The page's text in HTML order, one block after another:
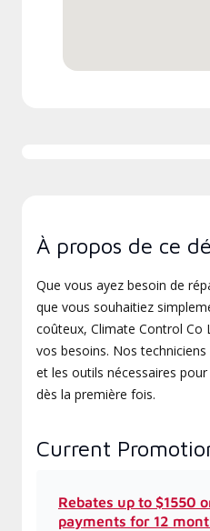
À propos de ce
Que vous ayez besoin de
que vous souhaitiez
coûteux, Climate Control Co
vos besoins. Nos
et les outils nécessaires
dès la première fois.
Current
Rebates up to $1550
payments for 12